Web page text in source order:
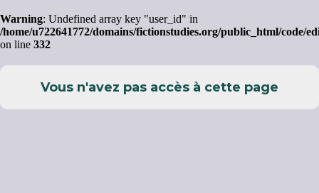
Warning: Undefined array key "user_id" in
/home/u722641772/domains/fictionstudies.org/public_html/code/
on line 332
Vous n'avez pas accès à cette page